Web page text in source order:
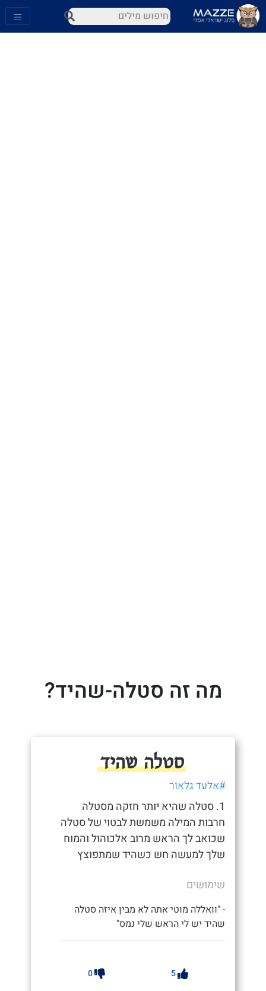
מה זה סטלה-שהיד?
סטלה שהיד
#אלעד גלאור
1. סטלה שהיא יותר חזקה מסטלה
חרבות המילה משמשת לבטוי של סטלה
שכואב לך הראש מרוב אלכוהול והמוח
שלך למעשה חש כשהיד שמתפוצץ
שימושים
- "וואללה מוטי אתה לא מבין איזה סטלה
שהיד יש לי הראש שלי נמס"
5
0